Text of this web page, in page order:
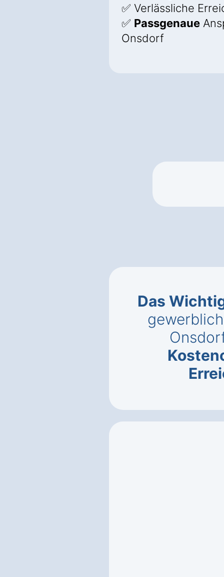
✅ Verlässliche
✅ Passgenaue
Onsdorf
Das